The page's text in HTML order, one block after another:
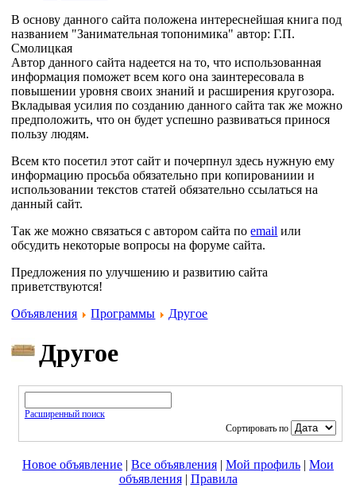
В основу данного сайта положена интереснейшая книга под
названием "Занимательная топонимика" автор: Г.П.
Смолицкая
Автор данного сайта надеется на то, что использованная
информация поможет всем кого она заинтересовала в
повышении уровня своих знаний и расширения кругозора.
Вкладывая усилия по созданию данного сайта так же можно
предположить, что он будет успешно развиваться принося
пользу людям.
Всем кто посетил этот сайт и почерпнул здесь нужную ему
информацию просьба обязательно при копированиии и
использовании текстов статей обязательно ссылаться на
данный сайт.
Так же можно связаться с автором сайта поemail или
обсудить некоторые вопросы на форуме сайта.
Предложения по улучшению и развитию сайта
приветствуются!
Объявления
Программы Другое
Другое
Расширенный поиск
Сортировать по
Новое объявление | Все объявления | Мой профиль | Мои
объявления| Правила